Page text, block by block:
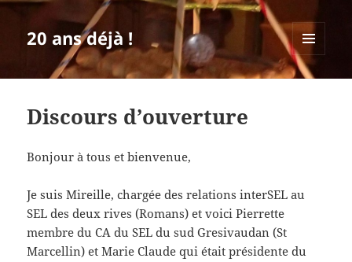
20 ans déjà !
MENU
ET
Discours d’ouverture
Bonjour à tous et bienvenue,
Je suis Mireille, chargée des relations interSEL au
SEL des deux rives (Romans) et voici Pierrette
membre du CA du SEL du sud Gresivaudan (St
Marcellin) et Marie Claude qui était présidente du